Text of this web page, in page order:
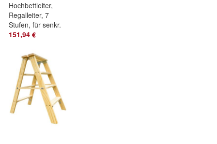
Hochbettleiter,
Regalleiter, 7
Stufen, für senkr.
Höhe von 1,88 m
151,94 €